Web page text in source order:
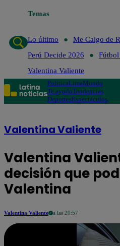
Temas
Lo último
Me Caigo de
Perú Decide 2026
Valentina Valiente
PolíticaLimaMundo
Te ayudoTendencias
DeportesEspectáculos
Valentina Valiente
Valentina
decisión que
Valentina
Valentina Valiente a las 20:57